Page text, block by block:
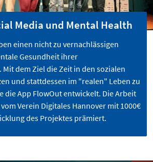
Media und Mental Health
einen nicht zu vernachlässigen
Gesundheit ihrer
dem Ziel die Zeit in den sozialen
und stattdessen im "realen" Leben zu
die App FlowOut entwickelt. Die Arbeit
Verein Digitales Hannover mit 1000€
des Projektes prämiert.